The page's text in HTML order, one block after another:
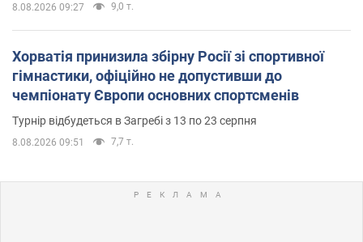
8.08.2026 09:27 9,0 т.
Хорватія принизила збірну Росії зі спортивної
гімнастики, офіційно не допустивши до
чемпіонату Європи основних спортсменів
Турнір відбудеться в Загребі з 13 по 23 серпня
8.08.2026 09:51 7,7 т.